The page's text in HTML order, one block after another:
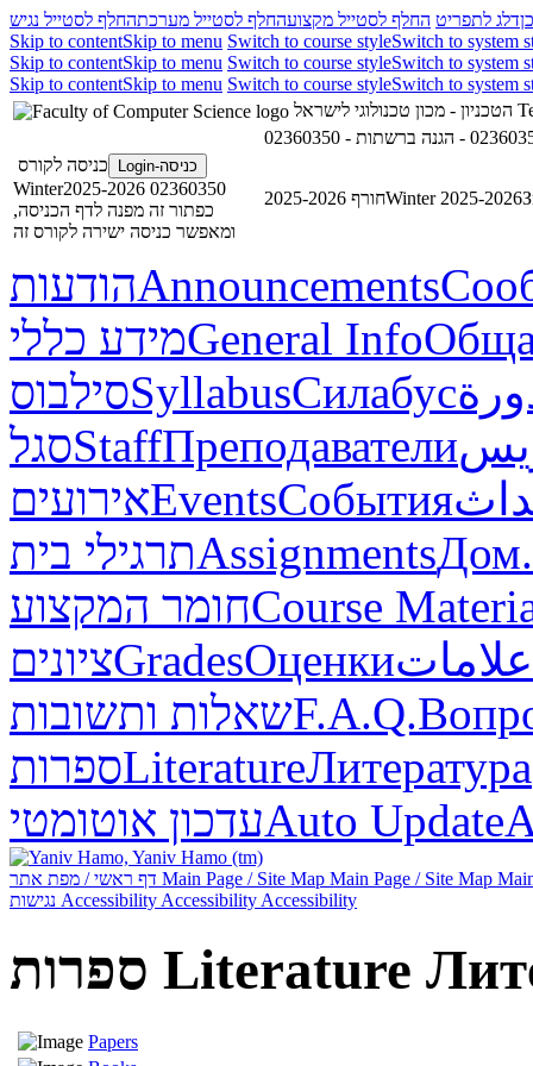
דלג לתפריט החלף לסטייל מקצועהחלף לסטייל מערכתהחלף לסטייל נגיש
Skip to contentSkip to menu Switch to course styleSwitch to system
Skip to contentSkip to menu Switch to course styleSwitch to system
Skip to contentSkip to menu Switch to course styleSwitch to system
כניסה-Login
כניסה לקורס
02360350 Winter2025-2026
כפתור זה מפנה לדף הכניסה,
ומאפשר כניסה ישירה לקורס זה
חורף 2025-2026Winter 2025-2026
הודעותAnnouncements
מידע כלליGeneral Info
סילבוסSyllabusСилабус
סגלStaffПреподаватели
אירועיםEventsСобытия
תרגילי ביתAssignmentsДом.
חומר המקצועCourse
ציוניםGradesОценкиعلامات
שאלות ותשובותF.A.Q.
ספרותLiteratureЛитература
עדכון אוטומטיAuto Update
Main Page / Site Map Main Page / Site Map
Accessibility Accessibility Accessibility
ספרות Literature
Papers